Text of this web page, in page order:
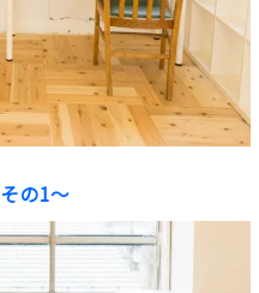
その1〜